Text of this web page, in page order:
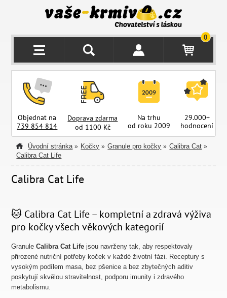
0
Objednat na
739 854 814
Doprava zdarma
od 1100 Kč
Na trhu
od roku 2009
29.000+
hodnocení
Úvodní stránka » Kočky » Granule pro kočky » Calibra Cat »
Calibra Cat Life
Calibra Cat Life
🐱 Calibra Cat Life – kompletní a zdravá výživa
pro kočky všech věkových kategorií
GranuleCalibra Cat Life jsou navrženy tak, aby respektovaly
přirozené nutriční potřeby koček v každé životní fázi. Receptury s
vysokým podílem masa, bez pšenice a bez zbytečných aditiv
poskytují skvělou stravitelnost, podporu imunity i zdravého
metabolismu.